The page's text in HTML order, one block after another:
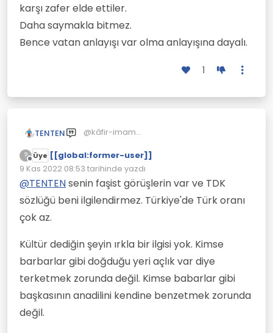
karşı zafer elde ettiler.
Daha saymakla bitmez.
Bence vatan anlayışı var olma anlayışına dayalı.
1
TENTEN
@kâfir-imam
Anayasa dediğin şey zaten sözleşme.
İstemiyorsan çekip gidebilirsin. Hatta
vatandaşlıktanda atabilirler.
Vatan tanımı bu.
https://sozluk.gov.tr/
yurt, -du
isim Bir halkın üzerinde yaşadığı,
isim Memleket:
"Gerideki yurdunu on beş günden
fazla boş bırakmak istemez." - Falih
Rıfkı Atay
?
Çevrimdışı
Üye [[global:former-user]]
9 Kas 2022 08:53 tarihinde yazdı
Son düzenleyen:
@TENTENsenin faşist görüşlerin var ve TDK
sözlüğü beni ilgilendirmez. Türkiye'de Türk oranı
çok az.
Kültür dediğin şeyin ırkla bir ilgisi yok. Kimse
barbarlar gibi doğduğu yeri açlık var diye
terketmek zorunda değil. Kimse babarlar gibi
başkasının anadilini kendine benzetmek zorunda
değil.